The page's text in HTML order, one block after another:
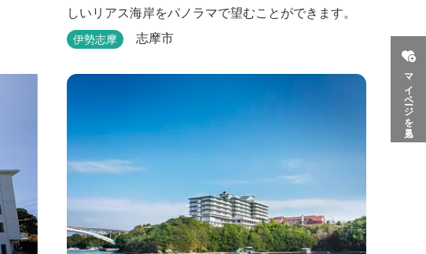
マイページを見る
しいリアス海岸をパノラマで望むことができます。
伊勢志摩 志摩市